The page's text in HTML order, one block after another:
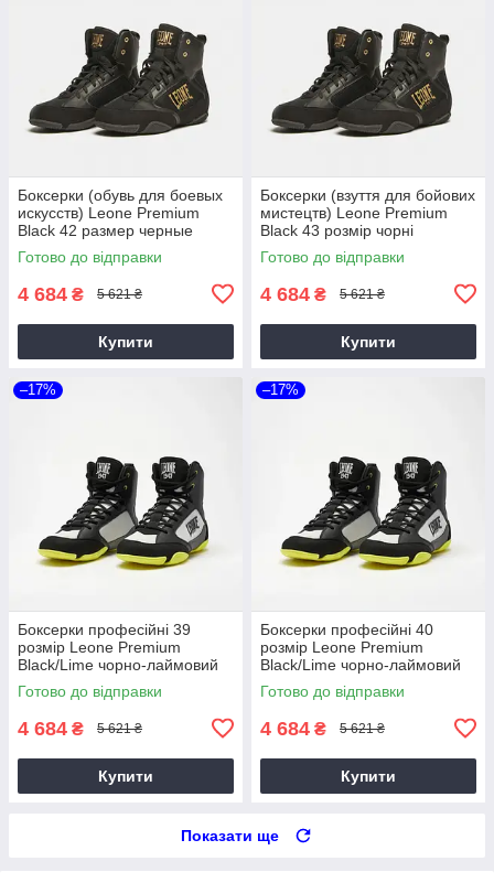
Боксерки (обувь для боевых
искусств) Leone Premium
Black 42 размер черные
Готово до відправки
4 684 ₴ 5 621 ₴
Купити
Боксерки (взуття для бойових
мистецтв) Leone Premium
Black 43 розмір чорні
Готово до відправки
4 684 ₴ 5 621 ₴
Купити
–17%
Боксерки професійні 39
розмір Leone Premium
Black/Lime чорно-лаймовий
Готово до відправки
4 684 ₴ 5 621 ₴
Купити
–17%
Боксерки професійні 40
розмір Leone Premium
Black/Lime чорно-лаймовий
Готово до відправки
4 684 ₴ 5 621 ₴
Купити
Показати ще